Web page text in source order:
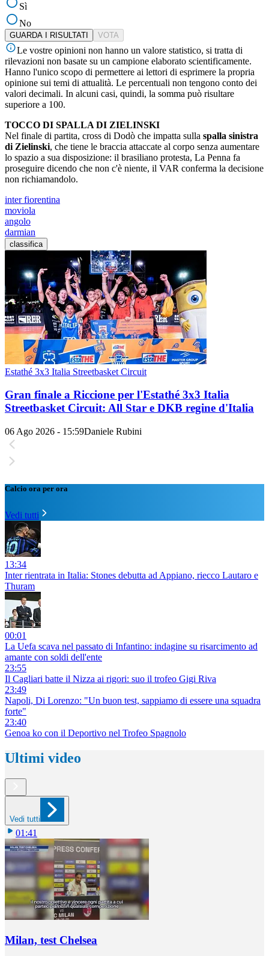
Sì
No
GUARDA I RISULTATI VOTA
Le vostre opinioni non hanno un valore statistico, si tratta di
rilevazioni non basate su un campione elaborato scientificamente.
Hanno l'unico scopo di permettere ai lettori di esprimere la propria
opinione sui temi di attualità. Le percentuali non tengono conto dei
valori decimali. In alcuni casi, quindi, la somma può risultare
superiore a 100.
TOCCO DI SPALLA DI ZIELINSKI
Nel finale di partita, cross di Dodò che impatta sulla spalla sinistra
di Zielinski, che tiene le braccia attaccate al corpo senza aumentare
lo spazio a sua disposizione: il brasiliano protesta, La Penna fa
proseguire dicendo che non c'è niente, il VAR conferma la decisione
non richiamandolo.
inter fiorentina
moviola
angolo
darmian
classifica
Estathé 3x3 Italia Streetbasket Circuit
Gran finale a Riccione per l'Estathé 3x3 Italia
Streetbasket Circuit: All Star e DKB regine d'Italia
06 Ago 2026 - 15:59Daniele Rubini
Calcio ora per ora
Vedi tutti
13:34
Inter rientrata in Italia: Stones debutta ad Appiano, riecco Lautaro e
Thuram
00:01
La Uefa scava nel passato di Infantino: indagine su risarcimento ad
amante con soldi dell'ente
23:55
Il Cagliari batte il Nizza ai rigori: suo il trofeo Gigi Riva
23:49
Napoli, Di Lorenzo: "Un buon test, sappiamo di essere una squadra
forte"
23:40
Genoa ko con il Deportivo nel Trofeo Spagnolo
Ultimi video
Vedi tutti
01:41
Milan, test Chelsea